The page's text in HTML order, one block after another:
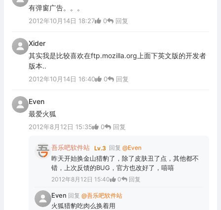
有弹窗广告。。。
2012年10月14日 18:27 0 回复
Xider
其实我是比较喜欢在ftp.mozilla.org上面下英文版的开发者
版本..
2012年10月14日 16:40 0 回复
Even
最爱火狐
2012年8月12日 15:35 0 回复
吾乐吧软件站 Lv.3 回复 @Even
昨天开始换金山猎豹了，除了皮肤丑了点，其他都不
错，上次反馈的BUG，官方也改好了，嘻嘻
2012年8月12日 15:40 0 回复
Even 回复 @吾乐吧软件站
火狐猎豹吃肉么换着用